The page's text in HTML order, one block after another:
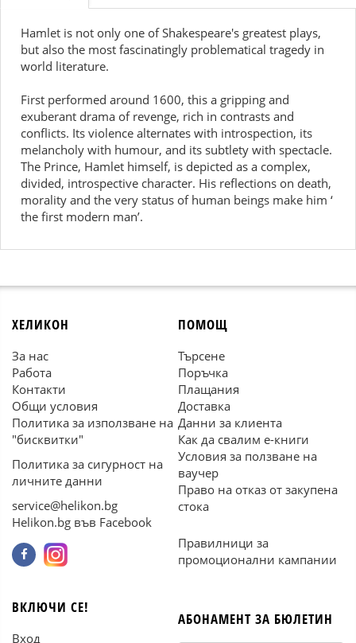
Hamlet is not only one of Shakespeare's greatest plays,
but also the most fascinatingly problematical tragedy in
world literature.
First performed around 1600, this a gripping and
exuberant drama of revenge, rich in contrasts and
conflicts. Its violence alternates with introspection, its
melancholy with humour, and its subtlety with spectacle.
The Prince, Hamlet himself, is depicted as a complex,
divided, introspective character. His reflections on death,
morality and the very status of human beings make him ‘
the first modern man’.
ХЕЛИКОН
За нас
Работа
Контакти
Общи условия
Политика за използване на
"бисквитки"
Политика за сигурност на
личните данни
service@helikon.bg
Helikon.bg във Facebook
ПОМОЩ
Търсене
Поръчка
Плащания
Доставка
Данни за клиента
Как да свалим е-книги
Условия за ползване на
ваучер
Право на отказ от закупена
стока
Правилници за
промоционални кампании
ВКЛЮЧИ СЕ!
Вход
АБОНАМЕНТ ЗА БЮЛЕТИН